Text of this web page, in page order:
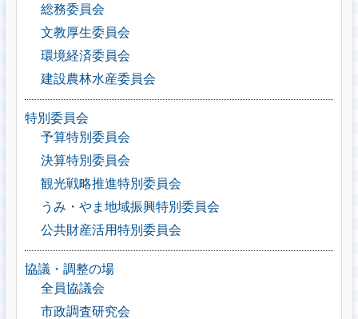
総務委員会
文教厚生委員会
環境経済委員会
建設農林水産委員会
特別委員会
予算特別委員会
決算特別委員会
観光戦略推進特別委員会
うみ・やま地域振興特別委員会
公共財産活用特別委員会
協議・調整の場
全員協議会
市政調査研究会